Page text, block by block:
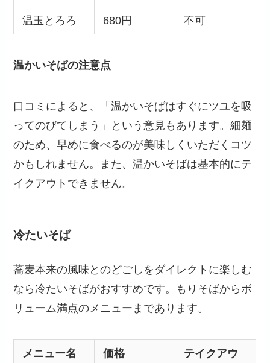
温玉とろろ 680円 不可
温かいそばの注意点
口コミによると、「温かいそばはすぐにツユを吸
ってのびてしまう」という意見もあります。細麺
のため、早めに食べるのが美味しくいただくコツ
かもしれません。また、温かいそばは基本的にテ
イクアウトできません。
冷たいそば
蕎麦本来の風味とのどごしをダイレクトに楽しむ
なら冷たいそばがおすすめです。もりそばからボ
リューム満点のメニューまであります。
メニュー名 価格
テイクアウ